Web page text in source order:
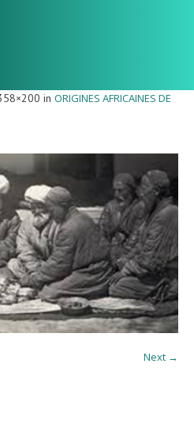
in ORIGINES AFRICAINES DE
Next →